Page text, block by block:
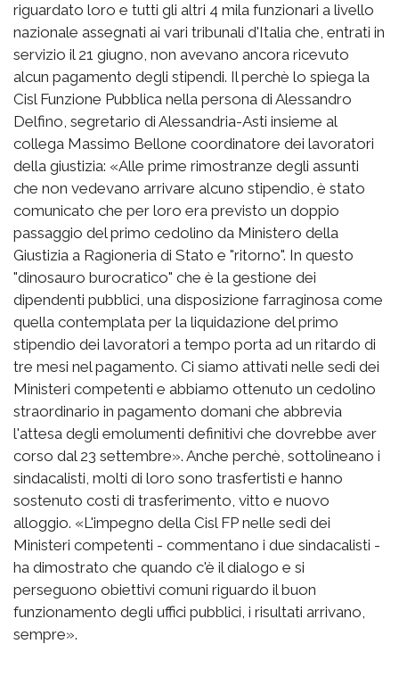
riguardato loro e tutti gli altri 4 mila funzionari a livello
nazionale assegnati ai vari tribunali d'Italia che, entrati in
servizio il 21 giugno, non avevano ancora ricevuto
alcun pagamento degli stipendi. Il perchè lo spiega la
Cisl Funzione Pubblica nella persona di Alessandro
Delfino, segretario di Alessandria-Asti insieme al
collega Massimo Bellone coordinatore dei lavoratori
della giustizia: «Alle prime rimostranze degli assunti
che non vedevano arrivare alcuno stipendio, è stato
comunicato che per loro era previsto un doppio
passaggio del primo cedolino da Ministero della
Giustizia a Ragioneria di Stato e "ritorno". In questo
"dinosauro burocratico" che è la gestione dei
dipendenti pubblici, una disposizione farraginosa come
quella contemplata per la liquidazione del primo
stipendio dei lavoratori a tempo porta ad un ritardo di
tre mesi nel pagamento. Ci siamo attivati nelle sedi dei
Ministeri competenti e abbiamo ottenuto un cedolino
straordinario in pagamento domani che abbrevia
l'attesa degli emolumenti definitivi che dovrebbe aver
corso dal 23 settembre». Anche perchè, sottolineano i
sindacalisti, molti di loro sono trasfertisti e hanno
sostenuto costi di trasferimento, vitto e nuovo
alloggio. «L'impegno della Cisl FP nelle sedi dei
Ministeri competenti - commentano i due sindacalisti -
ha dimostrato che quando c'è il dialogo e si
perseguono obiettivi comuni riguardo il buon
funzionamento degli uffici pubblici, i risultati arrivano,
sempre».